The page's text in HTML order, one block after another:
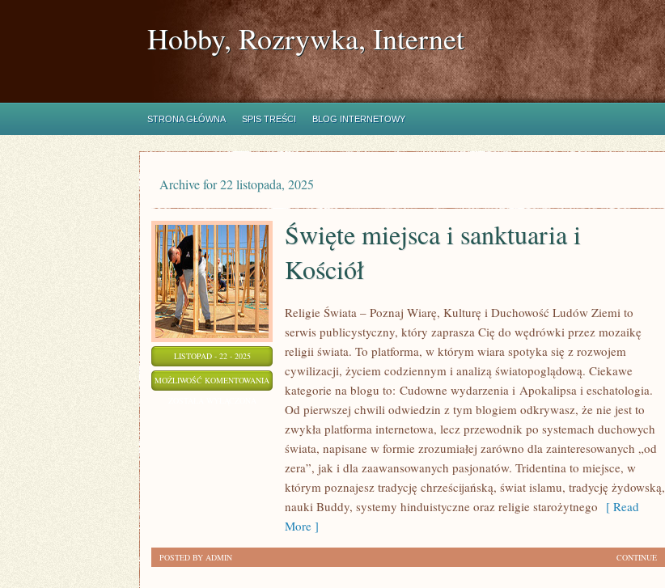
Hobby, Rozrywka, Internet
STRONA GŁÓWNA SPIS TREŚCI BLOG INTERNETOWY
Archive for 22 listopada, 2025
LISTOPAD - 22 - 2025
MOŻLIWOŚĆ KOMENTOWANIA ŚWIĘTE
SANKTUARIA
Święte miejsca i sanktuaria i
Kościół
Religie Świata – Poznaj Wiarę, Kulturę i Duchowość Ludów Ziemi to
serwis publicystyczny, który zaprasza Cię do wędrówki przez mozaikę
religii świata. To platforma, w którym wiara spotyka się z rozwojem
cywilizacji, życiem codziennym i analizą światopoglądową. Ciekawe
kategorie na blogu to: Cudowne wydarzenia i Apokalipsa i eschatologia.
Od pierwszej chwili odwiedzin z tym blogiem odkrywasz, że nie jest to
zwykła platforma internetowa, lecz przewodnik po systemach duchowych
świata, napisane w formie zrozumiałej zarówno dla zainteresowanych „od
zera”, jak i dla zaawansowanych pasjonatów. Tridentina to miejsce, w
którym poznajesz tradycję chrześcijańską, świat islamu, tradycję żydowską,
nauki Buddy, systemy hinduistyczne oraz religie starożytnego [ Read
More ]
CONTINUE
POSTED BY ADMIN